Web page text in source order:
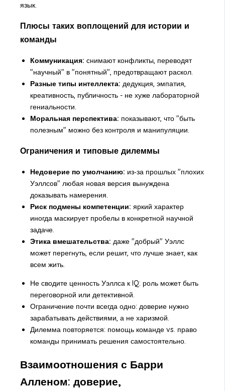
язык.
Плюсы таких воплощений для истории и
команды
Коммуникация: снимают конфликты, переводят
"научный" в "понятный", предотвращают раскол.
Разные типы интеллекта: дедукция, эмпатия,
креативность, публичность - не хуже лабораторной
гениальности.
Моральная перспектива: показывают, что "быть
полезным" можно без контроля и манипуляции.
Ограничения и типовые дилеммы
Недоверие по умолчанию: из‑за прошлых "плохих
Уэллсов" любая новая версия вынуждена
доказывать намерения.
Риск подмены компетенции: яркий характер
иногда маскирует пробелы в конкретной научной
задаче.
Этика вмешательства: даже "добрый" Уэллс
может перегнуть, если решит, что лучше знает, как
всем жить.
Не сводите ценность Уэллса к IQ: роль может быть
переговорной или детективной.
Ограничение почти всегда одно: доверие нужно
зарабатывать действиями, а не харизмой.
Дилемма повторяется: помощь команде vs. право
команды принимать решения самостоятельно.
Взаимоотношения с Барри
Алленом: доверие,